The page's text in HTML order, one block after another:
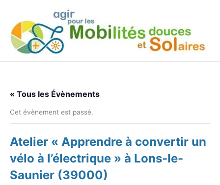
contenu
« Tous les Évènements
Cet évènement est passé.
Atelier « Apprendre à convertir un
vélo à l’électrique » à Lons-le-
Saunier (39000)